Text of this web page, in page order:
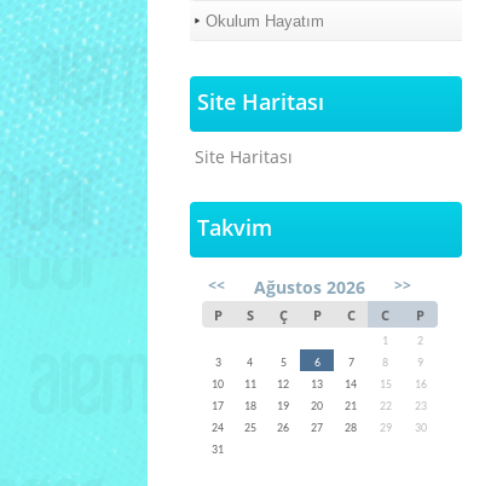
Okulum Hayatım
Site Haritası
Site Haritası
Takvim
<< Ağustos 2026 >>
P S Ç P C C P
1
2
3
4 5 6 7 8
9
10
11 12 13 14 15
16
17
18 19 20 21 22
23
24
25 26 27 28 29
30
31